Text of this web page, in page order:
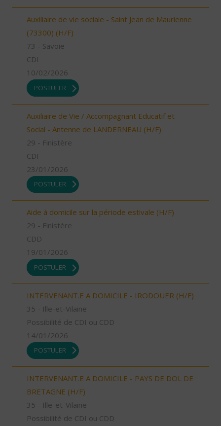
Auxiliaire de vie sociale - Saint Jean de Maurienne
(73300) (H/F)
73 - Savoie
CDI
10/02/2026
POSTULER
Auxiliaire de Vie / Accompagnant Educatif et
Social - Antenne de LANDERNEAU (H/F)
29 - Finistère
CDI
23/01/2026
POSTULER
Aide à domicile sur la période estivale (H/F)
29 - Finistère
CDD
19/01/2026
POSTULER
INTERVENANT.E A DOMICILE - IRODOUER (H/F)
35 - Ille-et-Vilaine
Possibilité de CDI ou CDD
14/01/2026
POSTULER
INTERVENANT.E A DOMICILE - PAYS DE DOL DE
BRETAGNE (H/F)
35 - Ille-et-Vilaine
Possibilité de CDI ou CDD